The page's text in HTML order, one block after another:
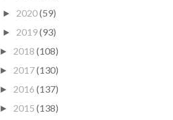
► 2020(59)
► 2019(93)
► 2018 (108)
► 2017(130)
► 2016 (137)
► 2015 (138)